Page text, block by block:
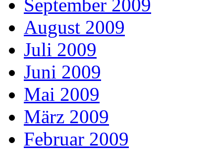
September 2009
August 2009
Juli 2009
Juni 2009
Mai 2009
März 2009
Februar 2009